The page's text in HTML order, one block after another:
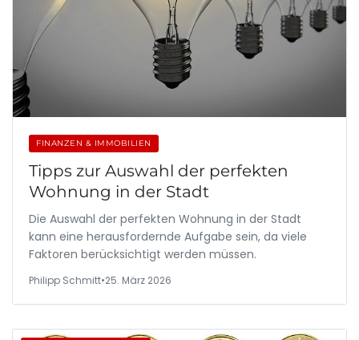
FINANZEN & IMMOBILIEN
Tipps zur Auswahl der perfekten
Wohnung in der Stadt
Die Auswahl der perfekten Wohnung in der Stadt
kann eine herausfordernde Aufgabe sein, da viele
Faktoren berücksichtigt werden müssen.
Philipp Schmitt•25. März 2026